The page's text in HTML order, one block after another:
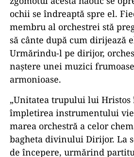
ochii se îndreaptă spre el.
membru al orchestrei stă
să cânte după cum dirijează
Urmărindu-l pe dirijor,
naştere unei muzici
armonioase.
„Unitatea trupului lui Hristos
împletirea instrumentului
marea orchestră a celor
bagheta divinului Dirijor. La
de începere, urmărind